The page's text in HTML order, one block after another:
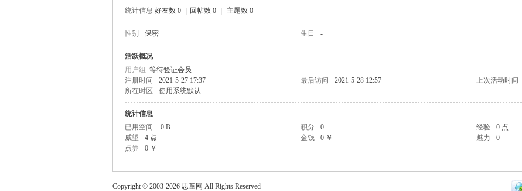
论
统计信息 好友数 0 回帖数 0 主题数 0
性别 保密 生日 -
活跃概况
用户组 等待验证会员
注册时间
2021-5-27 17:37 最后访问 2021-5-28 12:57 上次活动时间
所在时区
使用系统默认
统计信息
已用空间
0 B 积分 0 经验
0 点
威望
4 点 金钱 0 ￥ 魅力
0
点券
0 ￥
Copyright © 2003-2026 思童网 All Rights Reserved